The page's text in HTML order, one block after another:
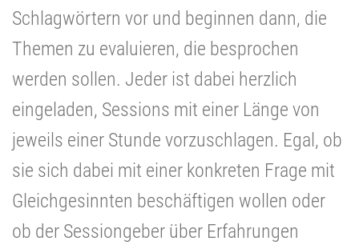
Schlagwörtern vor und beginnen dann, die
Themen zu evaluieren, die besprochen
werden sollen. Jeder ist dabei herzlich
eingeladen, Sessions mit einer Länge von
jeweils einer Stunde vorzuschlagen. Egal, ob
sie sich dabei mit einer konkreten Frage mit
Gleichgesinnten beschäftigen wollen oder
ob der Sessiongeber über Erfahrungen